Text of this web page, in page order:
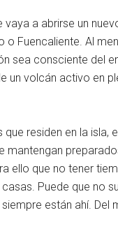
vaya a abrirse un
o Fuencaliente. Al
sea consciente del
un volcán activo en
residen en la isla,
mantengan
ello que no tener
Puede que no
están ahí. Del